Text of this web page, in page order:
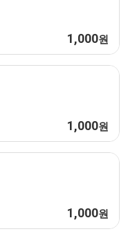
1,000원
1,000원
1,000원